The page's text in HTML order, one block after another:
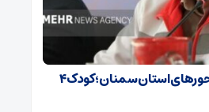
۳ سانحه رانندگی در محورهای استان سمنان؛ کودک ۴